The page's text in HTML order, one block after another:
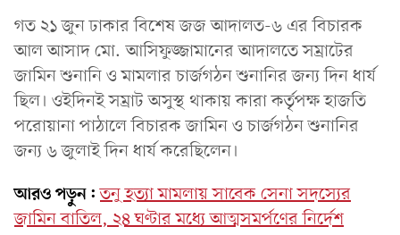
গত ২১ জুন ঢাকার বিশেষ জজ আদালত-৬ এর বিচারক
আল আসাদ মো. আসিফুজ্জামানের আদালতে সম্রাটের
জামিন শুনানি ও মামলার চার্জগঠন শুনানির জন্য দিন ধার্য
ছিল। ওইদিনই সম্রাট অসুস্থ থাকায় কারা কর্তৃপক্ষ হাজতি
পরোয়ানা পাঠালে বিচারক জামিন ও চার্জগঠন শুনানির
জন্য ৬ জুলাই দিন ধার্য করেছিলেন।
আরও পড়ুন: তনু হত্যা মামলায় সাবেক সেনা সদস্যের
জামিন বাতিল, ২৪ ঘণ্টার মধ্যে আত্মসমর্পণের নির্দেশ